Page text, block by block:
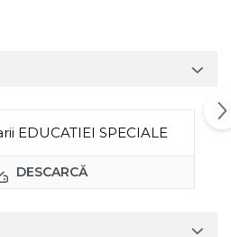
EDUCATIEI SPECIALE
DESCARCĂ